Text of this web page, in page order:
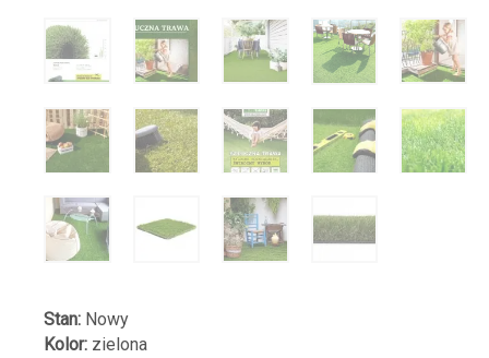
Stan: Nowy
Kolor: zielona